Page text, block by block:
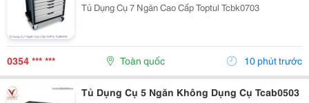
Tủ Dụng Cụ 7 Ngăn Cao Cấp Toptul Tcbk0703
0354 *** *** Toàn quốc 10 phút trước
Tủ Dụng Cụ 5 Ngăn Không Dụng Cụ Tcab0503